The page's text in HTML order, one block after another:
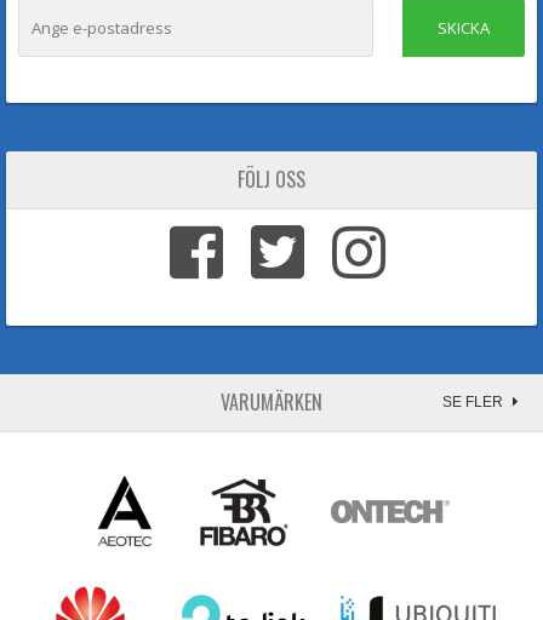
SKICKA
FÖLJ OSS
VARUMÄRKEN SE FLER